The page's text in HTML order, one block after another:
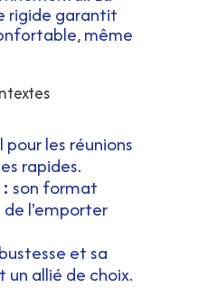
rigide garantit
même
pour les réunions
rapides.
son format
l'emporter
et sa
allié de choix.